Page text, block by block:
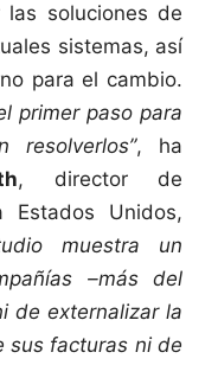
soluciones de
sistemas, así
para el cambio.
primer paso para
resolverlos”, ha
, director de
Estados Unidos,
muestra un
–más del
de externalizar la
sus facturas ni de